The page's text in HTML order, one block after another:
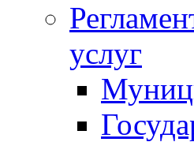
услуг